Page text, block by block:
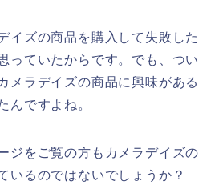
イズの商品を購入して失敗した
っていたからです。でも、つい
メラデイズの商品に興味がある
んですよね。
ジをご覧の方もカメラデイズの
いるのではないでしょうか？